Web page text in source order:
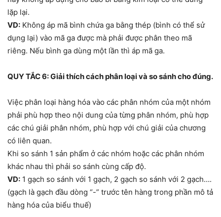
lặp lại.
VD: Không áp mã bình chứa ga bằng thép (bình có thể sử
dụng lại) vào mã ga được mà phải được phân theo mã
riêng. Nếu bình ga dùng một lần thì áp mã ga.
QUY TẮC 6: Giải thích cách phân loại và so sánh cho đúng.
Việc phân loại hàng hóa vào các phân nhóm của một nhóm
phải phù hợp theo nội dung của từng phân nhóm, phù hợp
các chú giải phân nhóm, phù hợp với chú giải của chương
có liên quan.
Khi so sánh 1 sản phẩm ở các nhóm hoặc các phân nhóm
khác nhau thì phải so sánh cùng cấp độ.
VD: 1 gạch so sánh với 1 gạch, 2 gạch so sánh với 2 gạch….
(gạch là gạch đầu dòng “-” trước tên hàng trong phần mô tả
hàng hóa của biểu thuế)